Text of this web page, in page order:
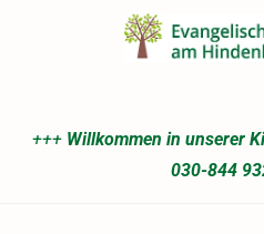
+++ Willkommen in unserer
030-844